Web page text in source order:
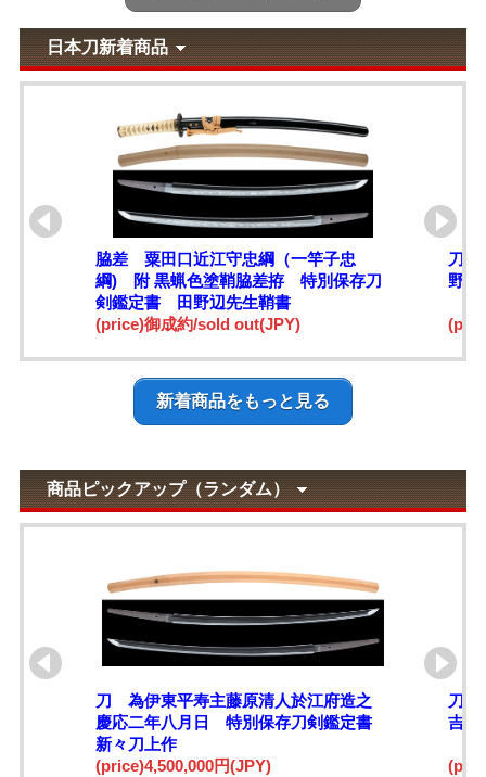
日本刀新着商品
脇差 粟田口近江守忠綱（一竿子忠
綱) 附 黒蝋色塗鞘脇差拵 特別保存刀
剣鑑定書 田野辺先生鞘書
(price)御成約/sold out(JPY)
刀
野辺
新着商品をもっと見る
商品ピックアップ（ランダム）
刀 為伊東平寿主藤原清人於江府造之
慶応二年八月日 特別保存刀剣鑑定書
新々刀上作
(price)4,500,000円(JPY)
刀
吉